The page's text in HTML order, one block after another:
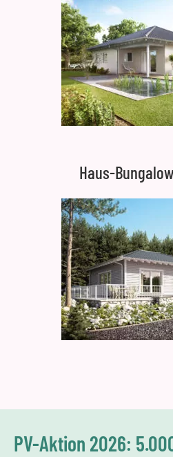
Haus-
PV-Aktion 2026: